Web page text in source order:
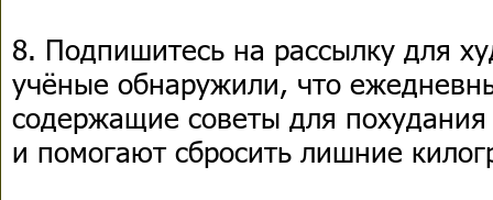
8. Подпишитесь на рассылку для
учёные обнаружили, что
содержащие советы для
и помогают сбросить лишние